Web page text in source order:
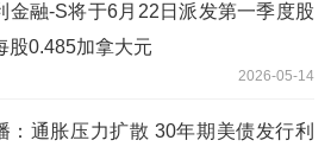
金融-S将于6月22日派发第一季度股
股0.485加拿大元
2026-05-14
：通胀压力扩散 30年期美债发行利